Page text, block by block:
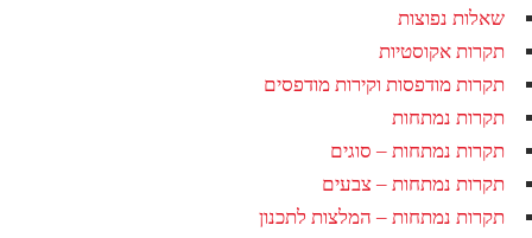
שאלות נפוצות
תקרות אקוסטיות
תקרות מודפסות וקירות מודפסים
תקרות נמתחות
תקרות נמתחות – סוגים
תקרות נמתחות – צבעים
תקרות נמתחות – המלצות לתכנון